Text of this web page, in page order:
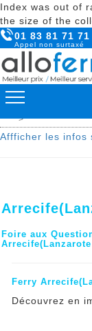
Index was out of
the size of the
01 83 81 71 71
Appel non surtaxé
>
Affficher les infos
Foire aux
Ferry
Découvrez en